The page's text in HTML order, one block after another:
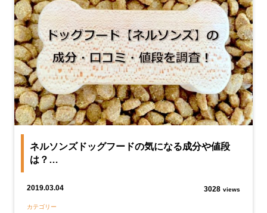
ネルソンズドッグフードの気になる成分や値段
は？…
2019.03.04 3028 views
カテゴリー